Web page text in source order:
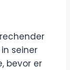
seiner
bevor er